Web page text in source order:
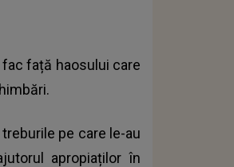
față haosului care
pe care le-au
apropiaților în